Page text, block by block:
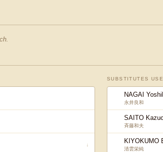
↓
SUBSTITUTES
NAGAI
永井良和
SAITO
斉藤和夫
KIYOKUMO
清雲栄純